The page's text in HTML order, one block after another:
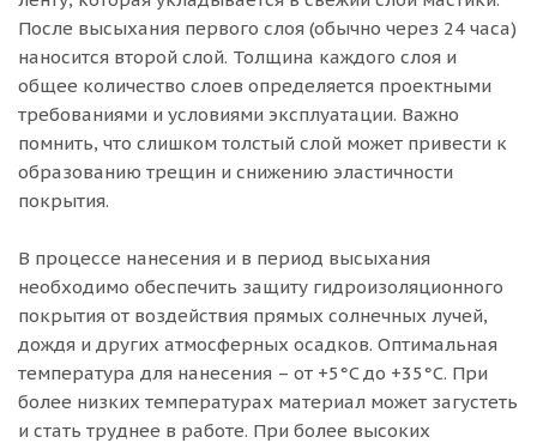
После высыхания первого слоя (обычно через 24 часа)
наносится второй слой. Толщина каждого слоя и
общее количество слоев определяется проектными
требованиями и условиями эксплуатации. Важно
помнить, что слишком толстый слой может привести к
образованию трещин и снижению эластичности
покрытия.
В процессе нанесения и в период высыхания
необходимо обеспечить защиту гидроизоляционного
покрытия от воздействия прямых солнечных лучей,
дождя и других атмосферных осадков. Оптимальная
температура для нанесения – от +5°C до +35°C. При
более низких температурах материал может загустеть
и стать труднее в работе. При более высоких